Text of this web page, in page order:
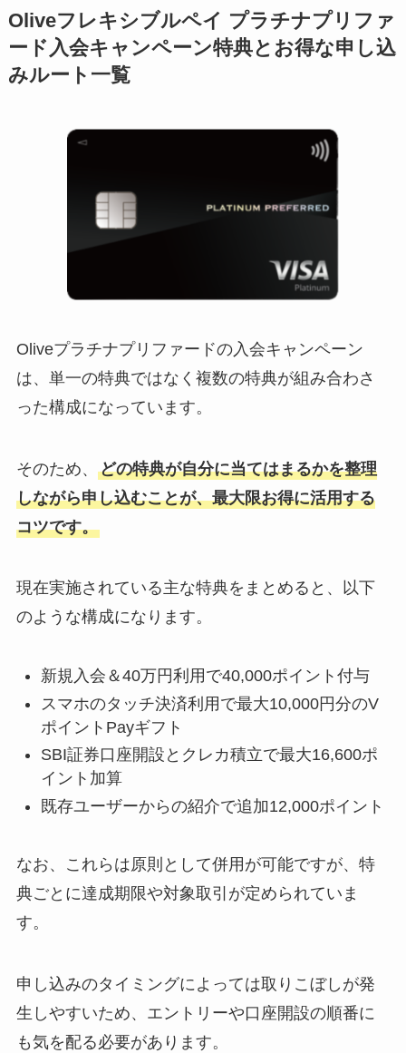
Oliveフレキシブルペイ プラチナプリファ
ード入会キャンペーン特典とお得な申し込
みルート一覧
Oliveプラチナプリファードの入会キャンペーン
は、単一の特典ではなく複数の特典が組み合わさ
った構成になっています。
そのため、 どの特典が自分に当てはまるかを整理
しながら申し込むことが、最大限お得に活用する
コツです。
現在実施されている主な特典をまとめると、以下
のような構成になります。
新規入会＆40万円利用で40,000ポイント付与
スマホのタッチ決済利用で最大10,000円分のV
ポイントPayギフト
SBI証券口座開設とクレカ積立で最大16,600ポ
イント加算
既存ユーザーからの紹介で追加12,000ポイント
なお、これらは原則として併用が可能ですが、特
典ごとに達成期限や対象取引が定められていま
す。
申し込みのタイミングによっては取りこぼしが発
生しやすいため、エントリーや口座開設の順番に
も気を配る必要があります。